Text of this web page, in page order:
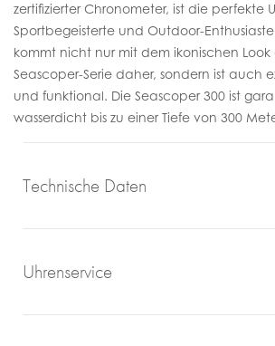
zertifizierter Chronometer, ist die perfekte
Sportbegeisterte und Outdoor-
kommt nicht nur mit dem ikonischen
Seascoper-Serie daher, sondern ist auch
und funktional. Die Seascoper 300 ist
wasserdicht bis zu einer Tiefe von 300
Technische Daten
Uhrenservice